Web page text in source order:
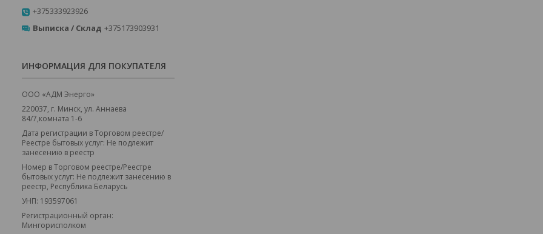
+375333923926
Выписка / Склад +375173903931
ИНФОРМАЦИЯ ДЛЯ ПОКУПАТЕЛЯ
ООО «АДМ Энерго»
220037, г. Минск, ул. Аннаева
84/7,комната 1-6
Дата регистрации в Торговом реестре/
Реестре бытовых услуг: Не подлежит
занесению в реестр
Номер в Торговом реестре/Реестре
бытовых услуг: Не подлежит занесению в
реестр, Республика Беларусь
УНП: 193597061
Регистрационный орган:
Мингорисполком